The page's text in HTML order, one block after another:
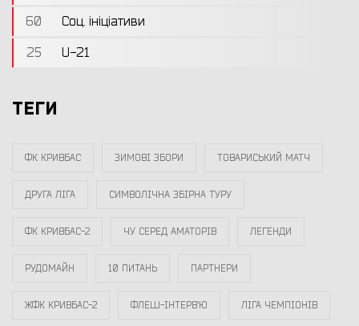
60
Соц. ініціативи
25
U-21
ТЕГИ
ФК КРИВБАС ЗИМОВІ ЗБОРИ ТОВАРИСЬКИЙ МАТЧ
ДРУГА ЛІГА СИМВОЛІЧНА ЗБІРНА ТУРУ
ФК КРИВБАС-2 ЧУ СЕРЕД АМАТОРІВ ЛЕГЕНДИ
РУДОМАЙН 10 ПИТАНЬ ПАРТНЕРИ
ЖФК КРИВБАС-2 ФЛЕШ-ІНТЕРВ`Ю ЛІГА ЧЕМПІОНІВ